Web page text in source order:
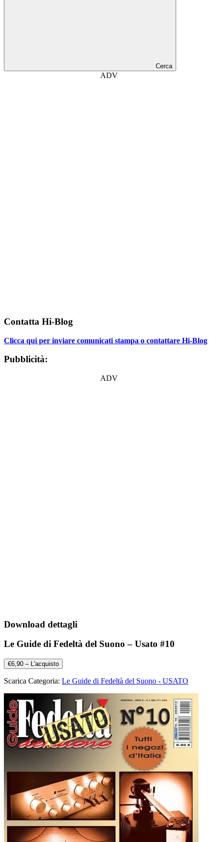
Cerca
ADV
Contatta Hi-Blog
Clicca qui per inviare comunicati stampa o contattare Hi-Blog
Pubblicità:
ADV
Download dettagli
Le Guide di Fedeltà del Suono – Usato #10
€6,90 – L'acquisto
Scarica Categoria: Le Guide di Fedeltà del Suono - USATO